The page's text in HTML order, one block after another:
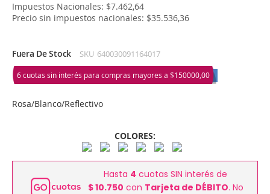
Impuestos Nacionales: $7.462,64
Precio sin impuestos nacionales: $35.536,36
Fuera De Stock SKU 640030091164017
6 cuotas sin interés para compras mayores a $150000,00
Rosa/Blanco/Reflectivo
COLORES:
Hasta 4 cuotas SIN interés de
$ 10.750 con Tarjeta de DÉBITO. No